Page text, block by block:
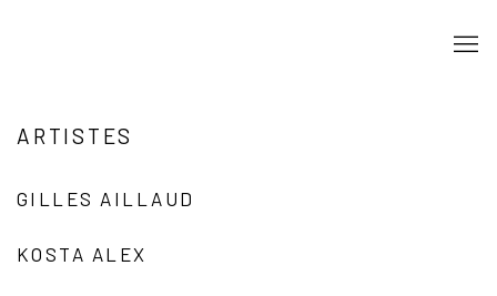
ARTISTES
GILLES AILLAUD
KOSTA ALEX